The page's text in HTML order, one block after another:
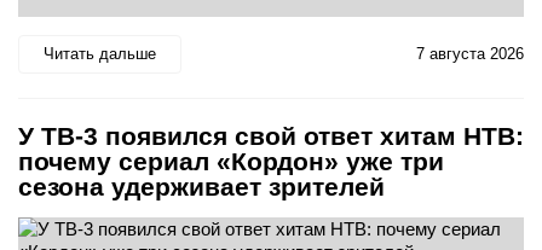
Читать дальше 7 августа 2026
У ТВ-3 появился свой ответ хитам НТВ:
почему сериал «Кордон» уже три
сезона удерживает зрителей